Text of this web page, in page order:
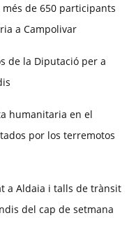
més de 650 participants
a Campolivar
de la Diputació per a
humanitaria en el
por los terremotos
a Aldaia i talls de trànsit
del cap de setmana